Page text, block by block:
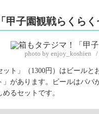
甲子園観戦らくらく
photo by enjoy_koshien /
ット」（1300円）はビール
」があります。ビールはパ
るセットです。